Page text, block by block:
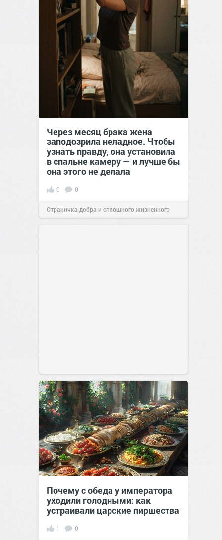
Через месяц брака жена
заподозрила неладное. Чтобы
узнать правду, она установила
в спальне камеру — и лучше бы
она этого не делала
0 0
Страничка добра и сплошного жизненного
Почему с обеда у императора
уходили голодными: как
устраивали царские пиршества
1 0